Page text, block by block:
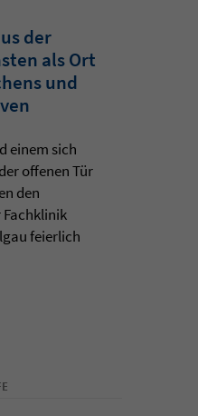
der
als Ort
und
einem sich
offenen Tür
den
feierlich